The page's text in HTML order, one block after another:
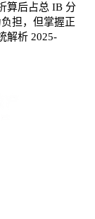
算后占总 IB 分
担，但掌握正
解析 2025-